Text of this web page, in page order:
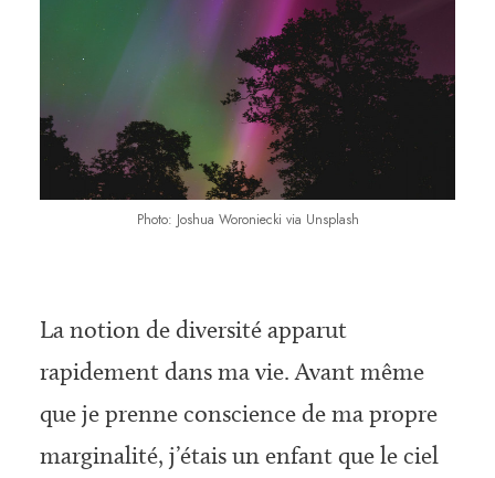
Photo: Joshua Woroniecki via Unsplash
La notion de diversité apparut
rapidement dans ma vie. Avant même
que je prenne conscience de ma propre
marginalité, j’étais un enfant que le ciel